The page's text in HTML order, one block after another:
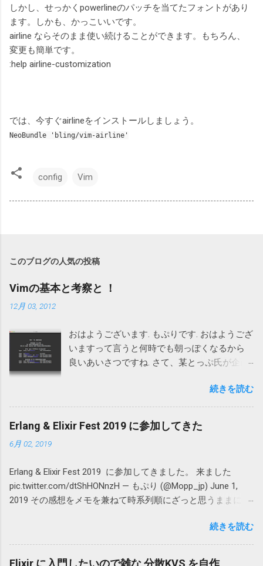
しかし、せっかくpowerlineのパッチを当てたフォントがあり
ます。しかも、かっこいいです。
airline ならそのまま使い続けることができます。もちろん、
変更も簡単です。
:help airline-customization
では、今すぐairlineをインストールしましょう。
NeoBundle 'bling/vim-airline'
config Vim
このブログの人気の投稿
Vimの基本と考察と ！
12月 03, 2012
おはようございます. もぷりです. おはようござ
いますって言うと何時でも朝っぽくなるから
良いあいさつですね. さて、某とっぷ氏が企画
Vimについて書きます. といっても、いつもの
ような設定ファイルなどではつまらないので
私的な考察や以前からまとめて見たかった
HowToVimなど書いてみます. Mac, Unix系向け
えて、近いうちにAizuの地でVim勉強会を開催
しようと考えていますので その時の資料にも
なればいいかなあなどと考えています :) はじ
設定をいじったりコマンドを叩いていると楽
しいです. 大したプログラムは書けませんので
あしからず。 なんでVim使ってるの？すぐに
続きを読む
Erlang & Elixir Fest 2019 に参加してきた
6月 02, 2019
Erlang & Elixir Fest 2019 に参加してきました。 来ました
pic.twitter.com/dtShHONnzH — もぷり (@Mopp_jp) June 1,
2019 その感想をメモを兼ねて時系列順にざっと思うままに書
れていたようですが、自分は今回が初参加でした。 場所は永
田町で、10時開場、10:30セッション開始というスケジュール
で、10:10くらいに入場しました。 会場は縦に長く、中央にプ
続きを読む
Elixir に入門したいので雑な 分散KVS を自作